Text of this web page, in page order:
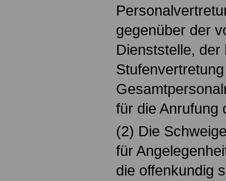
gegenüber der
Dienststelle, der
für die Anrufung
(2) Die
für
die offenkundig